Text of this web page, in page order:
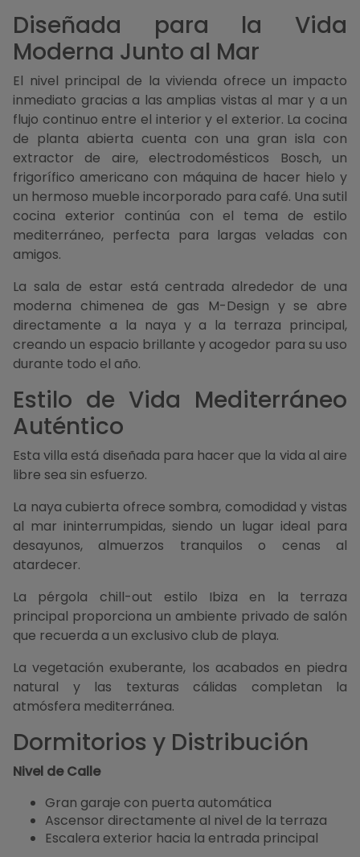
Diseñada para la Vida
Moderna Junto al Mar
El nivel principal de la vivienda ofrece un impacto
inmediato gracias a las amplias vistas al mar y a un
flujo continuo entre el interior y el exterior. La cocina
de planta abierta cuenta con una gran isla con
extractor de aire, electrodomésticos Bosch, un
frigorífico americano con máquina de hacer hielo y
un hermoso mueble incorporado para café. Una sutil
cocina exterior continúa con el tema de estilo
mediterráneo, perfecta para largas veladas con
amigos.
La sala de estar está centrada alrededor de una
moderna chimenea de gas M-Design y se abre
directamente a la naya y a la terraza principal,
creando un espacio brillante y acogedor para su uso
durante todo el año.
Estilo de Vida Mediterráneo
Auténtico
Esta villa está diseñada para hacer que la vida al aire
libre sea sin esfuerzo.
La naya cubierta ofrece sombra, comodidad y vistas
al mar ininterrumpidas, siendo un lugar ideal para
desayunos, almuerzos tranquilos o cenas al
atardecer.
La pérgola chill-out estilo Ibiza en la terraza
principal proporciona un ambiente privado de salón
que recuerda a un exclusivo club de playa.
La vegetación exuberante, los acabados en piedra
natural y las texturas cálidas completan la
atmósfera mediterránea.
Dormitorios y Distribución
Nivel de Calle
Gran garaje con puerta automática
Ascensor directamente al nivel de la terraza
Escalera exterior hacia la entrada principal